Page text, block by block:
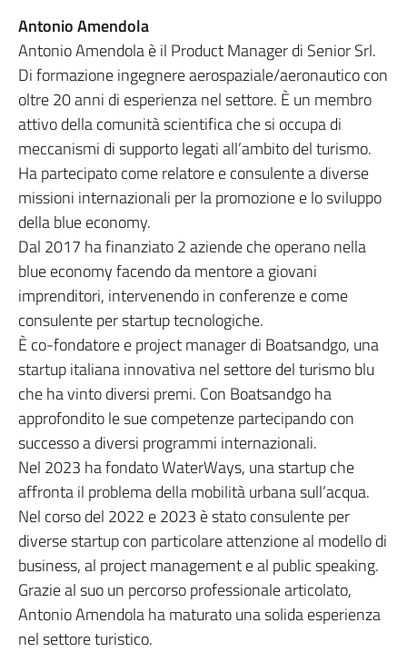
Antonio Amendola
Antonio Amendola è il Product Manager di Senior Srl.
Di formazione ingegnere aerospaziale/aeronautico con
oltre 20 anni di esperienza nel settore. È un membro
attivo della comunità scientifica che si occupa di
meccanismi di supporto legati all’ambito del turismo.
Ha partecipato come relatore e consulente a diverse
missioni internazionali per la promozione e lo sviluppo
della blue economy.
Dal 2017 ha finanziato 2 aziende che operano nella
blue economy facendo da mentore a giovani
imprenditori, intervenendo in conferenze e come
consulente per startup tecnologiche.
È co-fondatore e project manager di Boatsandgo, una
startup italiana innovativa nel settore del turismo blu
che ha vinto diversi premi. Con Boatsandgo ha
approfondito le sue competenze partecipando con
successo a diversi programmi internazionali.
Nel 2023 ha fondato WaterWays, una startup che
affronta il problema della mobilità urbana sull’acqua.
Nel corso del 2022 e 2023 è stato consulente per
diverse startup con particolare attenzione al modello di
business, al project management e al public speaking.
Grazie al suo un percorso professionale articolato,
Antonio Amendola ha maturato una solida esperienza
nel settore turistico.